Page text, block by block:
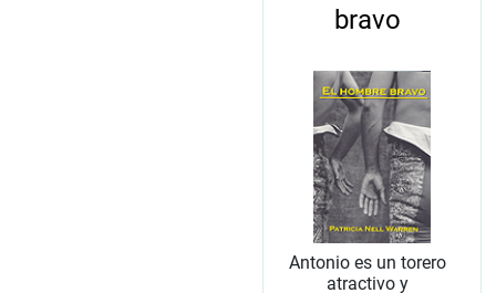
bravo
Antonio es un torero
atractivo y